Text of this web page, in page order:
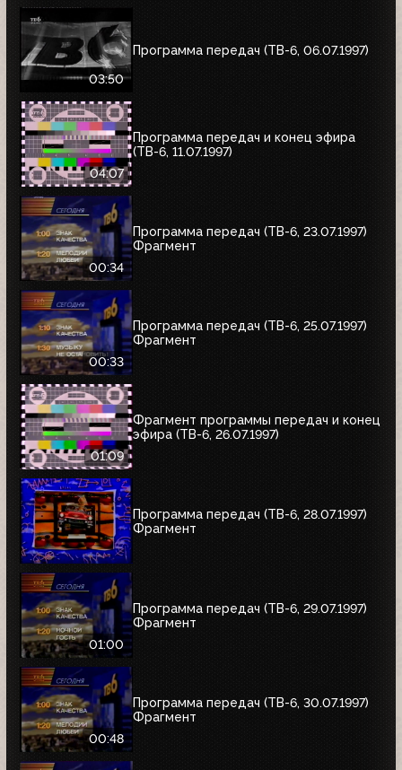
03:50
Программа передач (ТВ-6, 06.07.1997)
04:07
Программа передач и конец эфира
(ТВ-6, 11.07.1997)
00:34
Программа передач (ТВ-6, 23.07.1997)
Фрагмент
00:33
Программа передач (ТВ-6, 25.07.1997)
Фрагмент
01:09
Фрагмент программы передач и конец
эфира (ТВ-6, 26.07.1997)
Программа передач (ТВ-6, 28.07.1997)
Фрагмент
01:00
Программа передач (ТВ-6, 29.07.1997)
Фрагмент
00:48
Программа передач (ТВ-6, 30.07.1997)
Фрагмент